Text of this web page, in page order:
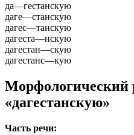
да—гестанскую
даге—станскую
дагес—танскую
дагеста—нскую
дагестан—скую
дагестанс—кую
Морфологический
«дагестанскую»
Часть речи: